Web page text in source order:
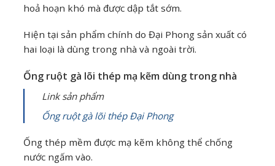
hoả hoạn khó mà được dập tắt sớm.
Hiện tại sản phẩm chính do Đại Phong sản xuất có
hai loại là dùng trong nhà và ngoài trời.
Ống ruột gà lõi thép mạ kẽm dùng trong nhà
Link sản phẩm
Ống ruột gà lõi thép Đại Phong
Ống thép mềm được mạ kẽm không thể chống
nước ngấm vào.